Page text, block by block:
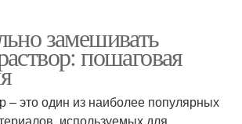
замешивать
пошаговая
– это один из наиболее популярных